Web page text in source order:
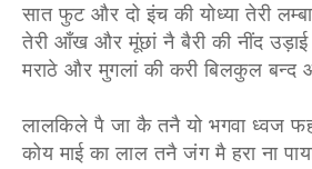
सात फुट और दो इंच की योध्या तेरी
तेरी आँख और मूंछां नै बैरी की नींद उड़ाई
मराठे और मुगलां की करी बिलकुल बन्द
लालकिले पै जा कै तनै यो भगवा ध्वज
कोय माई का लाल तनै जंग मै हरा ना